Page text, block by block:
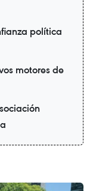
política
motores de